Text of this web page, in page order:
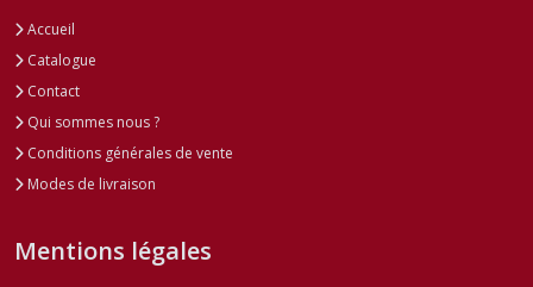
Accueil
Catalogue
Contact
Qui sommes nous ?
Conditions générales de vente
Modes de livraison
Mentions légales